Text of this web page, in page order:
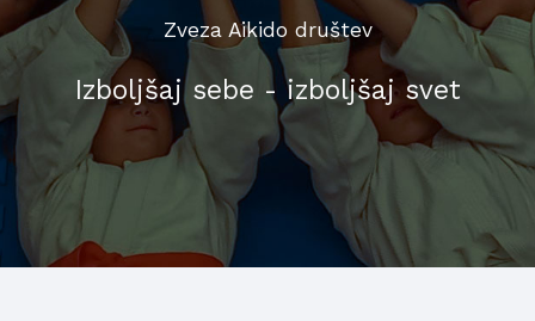
Zveza Aikido društev
Izboljšaj sebe - izboljšaj svet